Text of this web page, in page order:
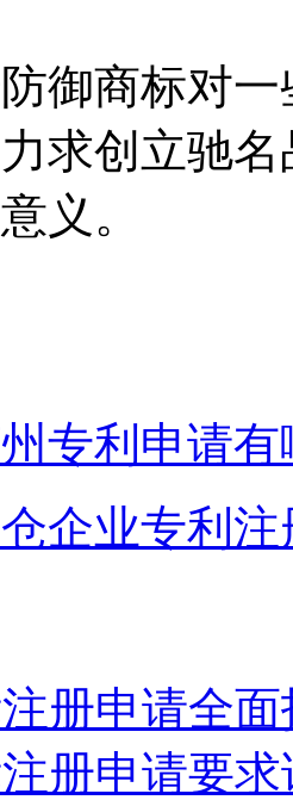
御商标对
求创立驰
义。
专利申请
企业专利
册申请全面
册申请要求